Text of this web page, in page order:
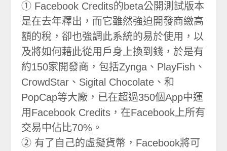
① Facebook Credits的beta公開測試版本
是在去年釋出，而它雖然強迫開發商繳高
額的稅，卻也強調此系統的易於使用，以
及將如何藉此從用戶身上換到錢，於是有
約150家開發商，包括Zynga、PlayFish、
CrowdStar、Sigital Chocolate、和
PopCap等大廠，已在超過350個App中運
用Facebook Credits，在Facebook上所有
交易中佔比70%。
② 有了自己的虛擬貨幣，Facebook將可